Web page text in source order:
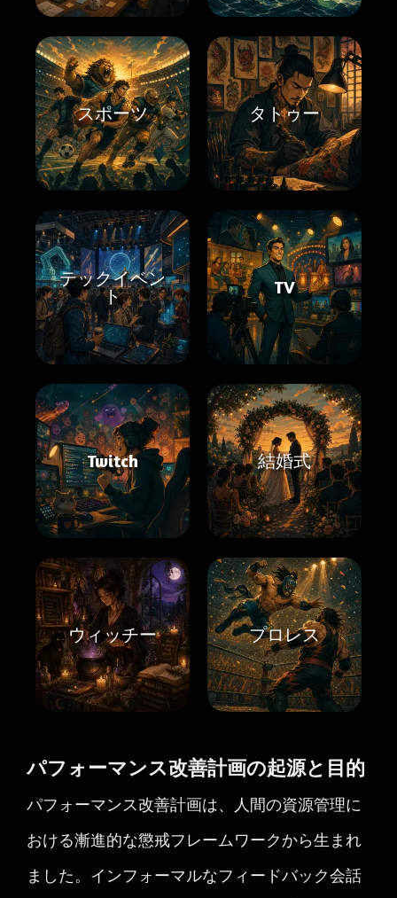
スポーツ タトゥー
テックイベン
ト
TV
Twitch 結婚式
ウィッチー プロレス
パフォーマンス改善計画の起源と目的
パフォーマンス改善計画は、人間の資源管理に
おける漸進的な懲戒フレームワークから生まれ
ました。インフォーマルなフィードバック会話